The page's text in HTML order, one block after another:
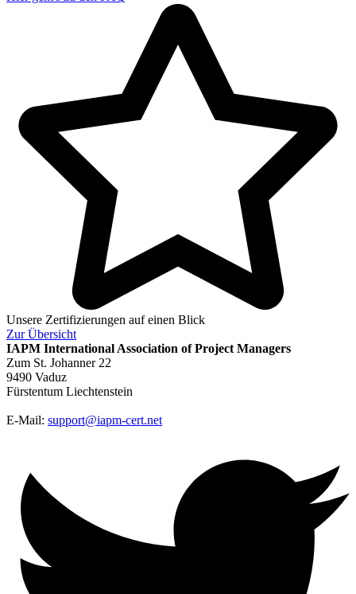
Unsere Zertifizierungen auf einen Blick
ZurÜbersicht
IAPM International Association of Project Managers
Zum St. Johanner 22
9490 Vaduz
Fürstentum Liechtenstein
E-Mail: support@iapm-cert.net